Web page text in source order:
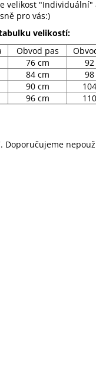
velikost
pro vás:)
velikostí:
Obvod pas
76 cm
84 cm
90 cm
96 cm
Doporučujeme